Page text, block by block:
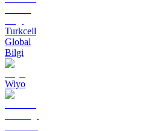
Turkcell
Global
Bilgi
Wiyo